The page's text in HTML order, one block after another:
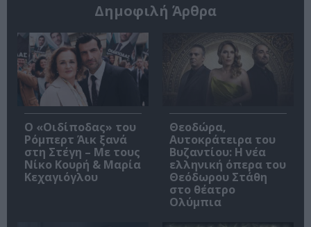
Δημοφιλή Άρθρα
O «Οιδίποδας» του
Ρόμπερτ Άικ ξανά
στη Στέγη – Με τους
Νίκο Κουρή & Μαρία
Κεχαγιόγλου
Θεοδώρα,
Αυτοκράτειρα του
Βυζαντίου: Η νέα
ελληνική όπερα του
Θεόδωρου Στάθη
στο θέατρο
Ολύμπια